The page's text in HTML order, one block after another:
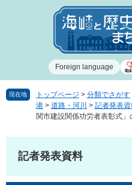
で
ば
Foreign language
現在地 トップページ > 分類でさがす
港 > 道路・河川 > 記者発表
関市建設関係功労者表彰式」
記者発表資料